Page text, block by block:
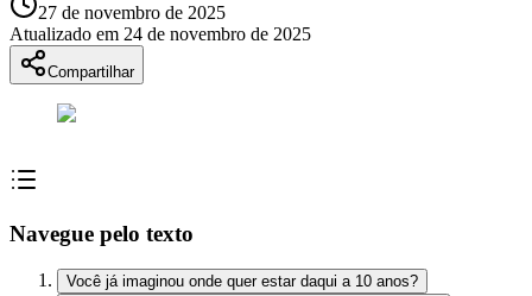
27 de novembro de 2025
Atualizado em 24 de novembro de 2025
Compartilhar
Navegue pelo texto
Você já imaginou onde quer estar daqui a 10 anos?